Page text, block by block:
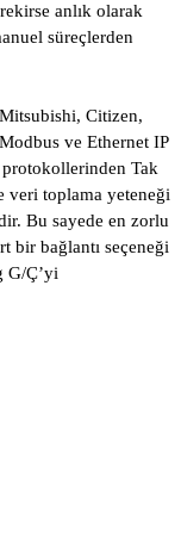
anlık olarak
süreçlerden
Citizen,
ve Ethernet IP
Tak
veri toplama yeteneği
Bu sayede en zorlu
bir bağlantı seçeneği
G/Ç’yi